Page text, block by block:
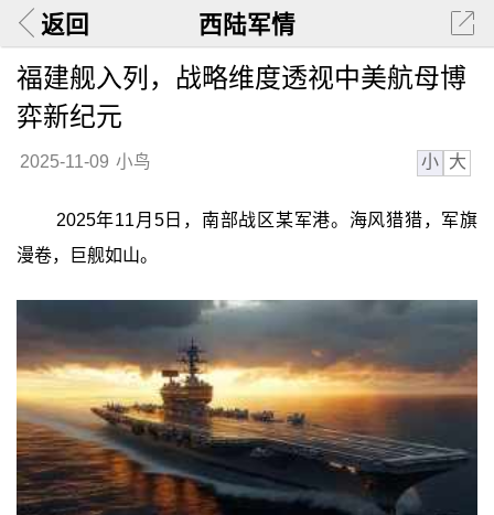
返回 西陆军情
福建舰入列，战略维度透视中美航母博
弈新纪元
2025-11-09 小鸟 小 大
2025年11月5日，南部战区某军港。海风猎猎，军旗
漫卷，巨舰如山。